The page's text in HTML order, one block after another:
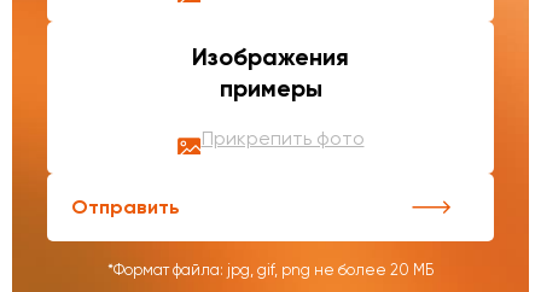
Изображения
примеры
Прикрепить фото
Отправить
*Формат файла: jpg, gif, png не более 20 МБ